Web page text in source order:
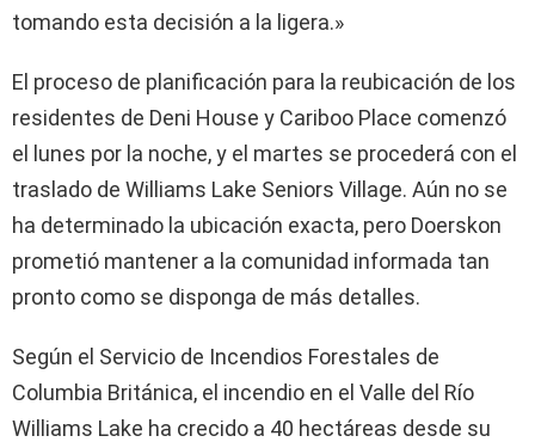
tomando esta decisión a la ligera.»
El proceso de planificación para la reubicación de los
residentes de Deni House y Cariboo Place comenzó
el lunes por la noche, y el martes se procederá con el
traslado de Williams Lake Seniors Village. Aún no se
ha determinado la ubicación exacta, pero Doerskon
prometió mantener a la comunidad informada tan
pronto como se disponga de más detalles.
Según el Servicio de Incendios Forestales de
Columbia Británica, el incendio en el Valle del Río
Williams Lake ha crecido a 40 hectáreas desde su